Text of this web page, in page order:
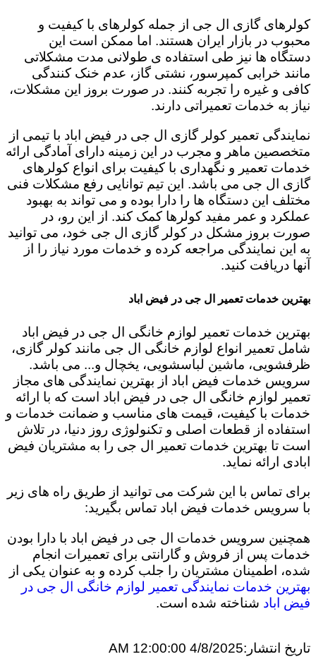
کولرهای گازی ال جی از جمله کولرهای با کیفیت و
محبوب در بازار ایران هستند. اما ممکن است این
دستگاه ها نیز طی استفاده ی طولانی مدت مشکلاتی
مانند خرابی کمپرسور، نشتی گاز، عدم خنک کنندگی
کافی و غیره را تجربه کنند. در صورت بروز این مشکلات،
نیاز به خدمات تعمیراتی دارند.
نمایندگی تعمیر کولر گازی ال جی در فیض اباد با تیمی از
متخصصین ماهر و مجرب در این زمینه دارای آمادگی ارائه
خدمات تعمیر و نگهداری با کیفیت برای انواع کولرهای
گازی ال جی می باشد. این تیم توانایی رفع مشکلات فنی
مختلف این دستگاه ها را دارا بوده و می تواند به بهبود
عملکرد و عمر مفید کولرها کمک کند. از این رو، در
صورت بروز مشکل در کولر گازی ال جی خود، می توانید
به این نمایندگی مراجعه کرده و خدمات مورد نیاز را از
آنها دریافت کنید.
بهترین خدمات تعمیر ال جی در فیض اباد
بهترین خدمات تعمیر لوازم خانگی ال جی در فیض اباد
شامل تعمیر انواع لوازم خانگی ال جی مانند کولر گازی،
ظرفشویی، ماشین لباسشویی، یخچال و... می باشد.
سرویس خدمات فیض اباد از بهترین نمایندگی های مجاز
تعمیر لوازم خانگی ال جی در فیض اباد است که با ارائه
خدمات با کیفیت، قیمت های مناسب و ضمانت خدمات و
استفاده از قطعات اصلی و تکنولوژی روز دنیا، در تلاش
است تا بهترین خدمات تعمیر ال جی را به مشتریان فیض
ابادی ارائه نماید.
برای تماس با این شرکت می توانید از طریق راه های زیر
با سرویس خدمات فیض اباد تماس بگیرید:
همچنین سرویس خدمات ال جی در فیض اباد با دارا بودن
خدمات پس از فروش و گارانتی برای تعمیرات انجام
شده، اطمینان مشتریان را جلب کرده و به عنوان یکی از
بهترین خدمات نمایندگی تعمیر لوازم خانگی ال جی در
فیض اباد شناخته شده است.
تاریخ انتشار:4/8/2025 12:00:00 AM